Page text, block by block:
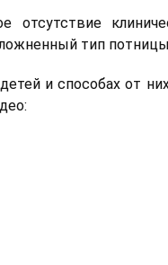
отсутствие
тип
и способах от